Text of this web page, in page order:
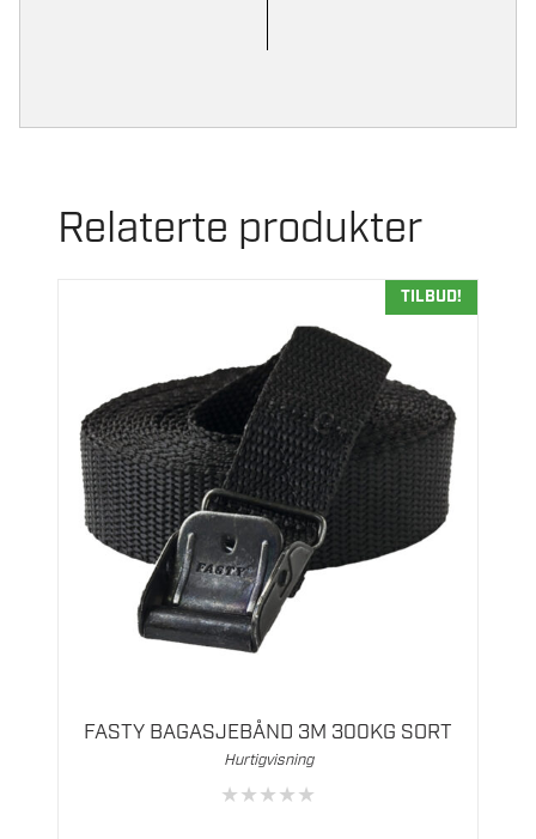
Relaterte produkter
TILBUD!
FASTY BAGASJEBÅND 3M 300KG SORT
Hurtigvisning
★★★★★